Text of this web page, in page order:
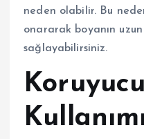
neden olabilir. Bu
onararak boyanın uzun
sağlayabilirsiniz.